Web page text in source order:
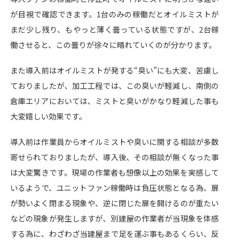
が目視で確認できます。1台のみの稼働だとオイルミストが
まだ少し残り、もやっと薄く曇っている状態ですが、2台稼
働させると、この曇りが徐々に晴れていくのが分かります。
また導入前はオイルミストが発する“臭い”にも大変、苦慮し
ておりましたが、加工工程では、この臭いが軽減し、南側の
倉庫エリアにおいては、ミストと臭いがかなり軽減した事も
大変嬉しい効果です。
導入前は作業員からオイルミストや臭いに関する相談が多数
寄せられておりましたが、導入後、その相談が無くなった事
は大変驚きです。現場の作業者も想像以上の効果を実感して
いるようで、ユニットファン稼働時は負圧状態となる為、扉
が勢いよく閉まる現象や、逆に閉じた扉を開けるのが重たい
などの現象が発生しますが、別建屋の作業者が当現象を体感
する為に、わざわざ当建屋まで足を運ぶ事もあるくらい、反